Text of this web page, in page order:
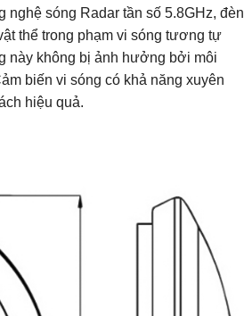
nghệ sóng Radar tần số 5.8GHz, đèn
thể trong phạm vi sóng tương tự
này không bị ảnh hưởng bởi môi
biến vi sóng có khả năng xuyên
hiệu quả.